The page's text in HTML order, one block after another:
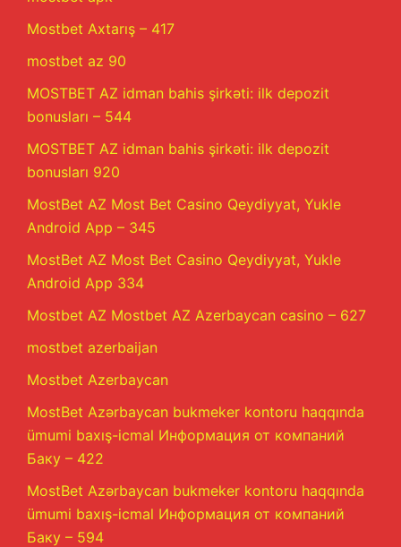
Mostbet Axtarış – 417
mostbet az 90
MOSTBET AZ idman bahis şirkəti: ilk depozit
bonusları – 544
MOSTBET AZ idman bahis şirkəti: ilk depozit
bonusları 920
MostBet AZ Most Bet Casino Qeydiyyat, Yukle
Android App – 345
MostBet AZ Most Bet Casino Qeydiyyat, Yukle
Android App 334
Mostbet AZ Mostbet AZ Azerbaycan casino – 627
mostbet azerbaijan
Mostbet Azerbaycan
MostBet Azərbaycan bukmeker kontoru haqqında
ümumi baxış-icmal Информация от компаний
Баку – 422
MostBet Azərbaycan bukmeker kontoru haqqında
ümumi baxış-icmal Информация от компаний
Баку – 594